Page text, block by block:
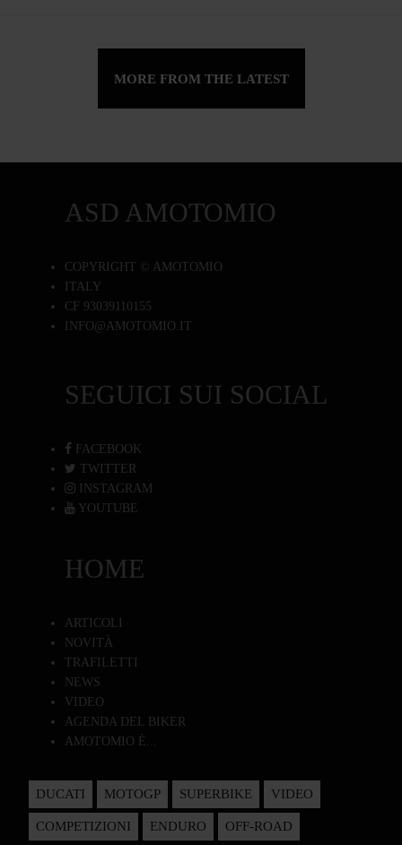
MORE FROM THE LATEST
ASD AMOTOMIO
COPYRIGHT © AMOTOMIO
ITALY
CF 93039110155
INFO@AMOTOMIO.IT
SEGUICI SUI SOCIAL
FACEBOOK
TWITTER
INSTAGRAM
YOUTUBE
HOME
ARTICOLI
NOVITÀ
TRAFILETTI
NEWS
VIDEO
AGENDA DEL BIKER
AMOTOMIO È...
DUCATI MOTOGP SUPERBIKE VIDEO
COMPETIZIONI ENDURO OFF-ROAD